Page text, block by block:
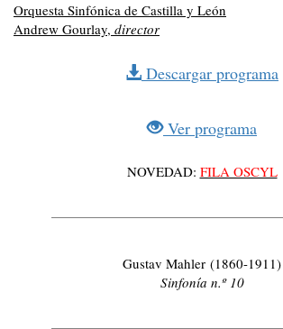
Orquesta Sinfónica de Castilla y León
Andrew Gourlay, director
Descargar programa
Ver programa
NOVEDAD: FILA OSCYL
Gustav Mahler (1860-1911)
Sinfonía n.º 10